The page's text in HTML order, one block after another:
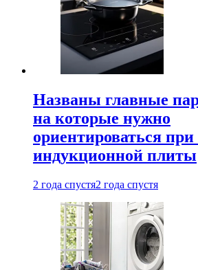
Названы главные
на которые нужно
ориентироваться
индукционной плиты
2 года спустя2 года спустя